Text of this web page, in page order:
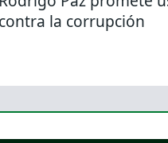
contra la corrupción